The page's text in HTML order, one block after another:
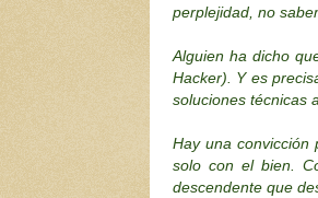
perplejidad, no
Alguien ha dicho
Hacker). Y es
soluciones técnicas
Hay una convicción
solo con el bien.
descendente que